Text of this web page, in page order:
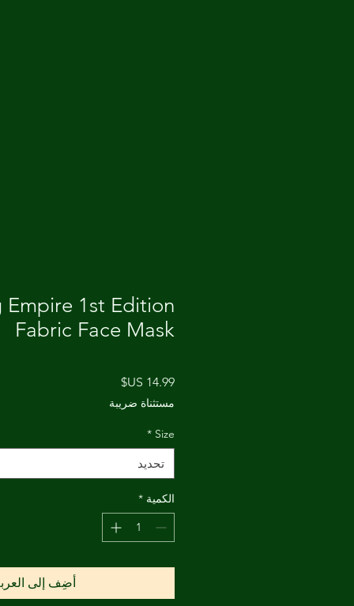
Empire 1st Edition
Fabric Face Mask
السعر
مستثناة ضريبة
Size
*
تحديد
الكمية *
أضِف إلى